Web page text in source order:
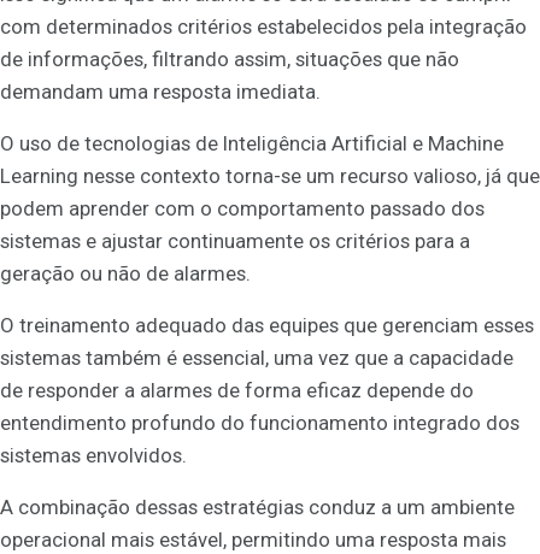
com determinados critérios estabelecidos pela integração
de informações, filtrando assim, situações que não
demandam uma resposta imediata.
O uso de tecnologias de Inteligência Artificial e Machine
Learning nesse contexto torna-se um recurso valioso, já que
podem aprender com o comportamento passado dos
sistemas e ajustar continuamente os critérios para a
geração ou não de alarmes.
O treinamento adequado das equipes que gerenciam esses
sistemas também é essencial, uma vez que a capacidade
de responder a alarmes de forma eficaz depende do
entendimento profundo do funcionamento integrado dos
sistemas envolvidos.
A combinação dessas estratégias conduz a um ambiente
operacional mais estável, permitindo uma resposta mais